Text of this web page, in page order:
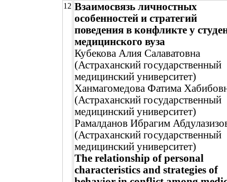
12 Взаимосвязь личностных
особенностей и стратегий
поведения в конфликте у
медицинского вуза
Кубекова Алия Салаватовна
(Астраханский государственный
медицинский университет)
Ханмагомедова Фатима
(Астраханский государственный
медицинский университет)
Рамалданов Ибрагим
(Астраханский государственный
медицинский университет)
The relationship of personal
characteristics and strategies of